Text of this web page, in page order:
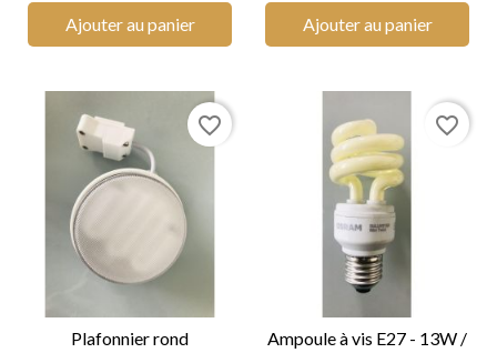
Ajouter au panier Ajouter au panier
Plafonnier rond
favorite_border
Ampoule à vis E27 - 13W /
favorite_border